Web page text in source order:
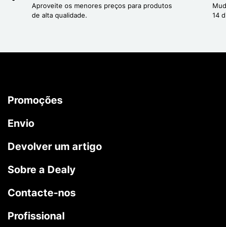
Aproveite os menores preços para produtos
de alta qualidade.
14
Promoções
Envio
Devolver um artigo
Sobre a Dealy
Contacte-nos
Profissional